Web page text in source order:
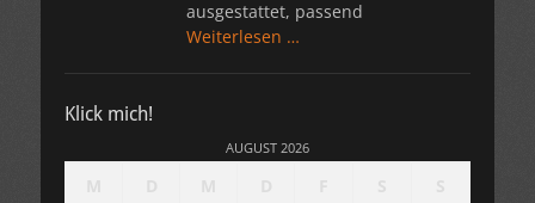
ausgestattet, passend
Weiterlesen …
Klick mich!
AUGUST 2026